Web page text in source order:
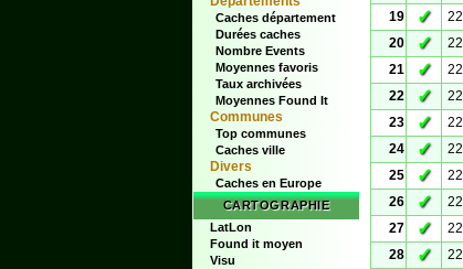
Caches département
Durées caches
Nombre Events
Moyennes favoris
Taux archivées
Moyennes Found It
Communes
Top communes
Caches ville
Divers
Caches en Europe
CARTOGRAPHIE
LatLon
Found it moyen
Visu
19
✓
20
✓
21
✓
22
✓
23
✓
24
✓
25
✓
26
✓
27
✓
28
✓